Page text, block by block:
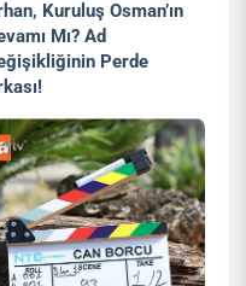
Kuruluş Osman’ın
Mı? Ad
Perde